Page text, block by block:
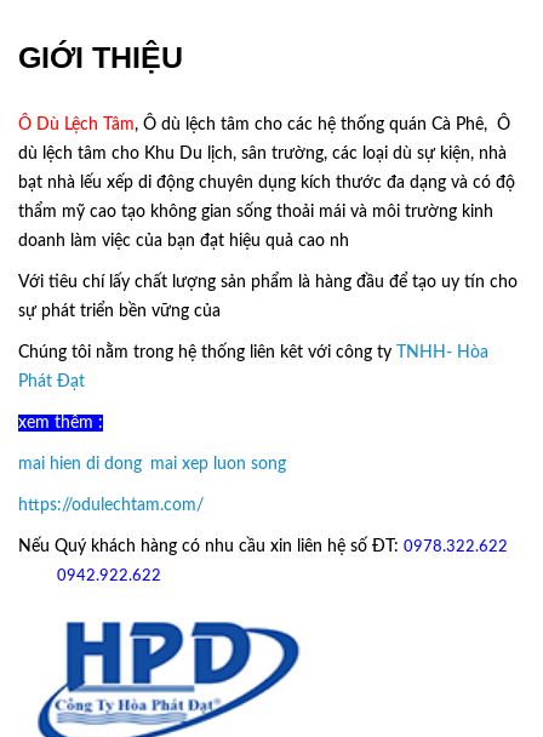
GIỚI THIỆU
Ô Dù Lệch Tâm, Ô dù lệch tâm cho các hệ thống quán Cà Phê, Ô
dù lệch tâm cho Khu Du lịch, sân trường, các loại dù sự kiện, nhà
bạt nhà lếu xếp di động chuyên dụng kích thước đa dạng và có độ
thẩm mỹ cao tạo không gian sống thoải mái và môi trường kinh
doanh làm việc của bạn đạt hiệu quả cao nh
Với tiêu chí lấy chất lượng sản phẩm là hàng đầu để tạo uy tín cho
sự phát triển bền vững của
Chúng tôi nằm trong hệ thống liên kêt với công ty TNHH- Hòa
Phát Đạt
xem thêm :
mai hien di dong mai xep luon song
https://odulechtam.com/
Nếu Quý khách hàng có nhu cầu xin liên hệ số ĐT: 0978.322.622
0942.922.622